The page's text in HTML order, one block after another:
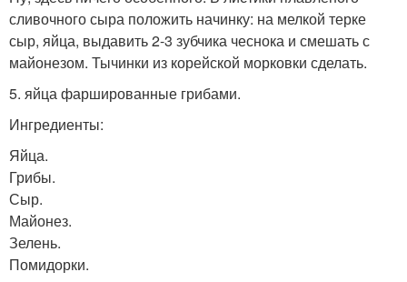
сливочного сыра положить начинку: на мелкой терке
сыр, яйца, выдавить 2-3 зубчика чеснока и смешать с
майонезом. Тычинки из корейской морковки сделать.
5. яйца фаршированные грибами.
Ингредиенты:
Яйца.
Грибы.
Сыр.
Майонез.
Зелень.
Помидорки.